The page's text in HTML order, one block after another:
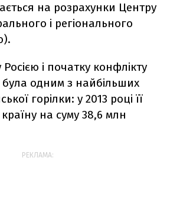
на розрахунки Центру
і регіонального
і початку конфлікту
була одним з найбільших
горілки: у 2013 році її
на суму 38,6 млн
РЕКЛАМА: